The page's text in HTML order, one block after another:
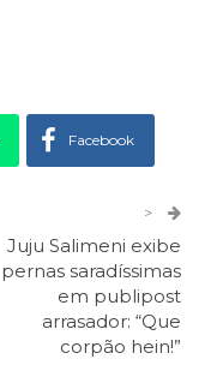
Facebook
Telegram
O email
>
Juju Salimeni exibe
pernas saradíssimas
em publipost
arrasador: “Que
corpão hein!”